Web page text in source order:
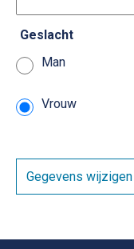
Geslacht
Man
Vrouw